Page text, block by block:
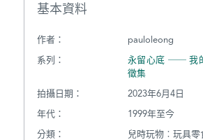
基本資料
作者：
pauloleong
系列：
永留心底 ── 我
徵集
拍攝日期：
2023年6月4日
年代：
1999年至今
分類：
兒時玩物︰玩具零